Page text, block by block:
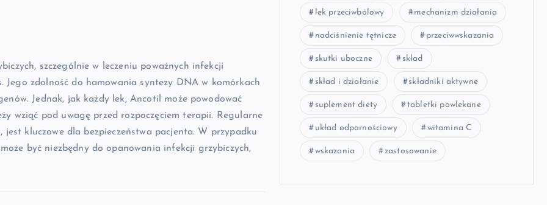
szczególnie w leczeniu poważnych infekcji
Jego zdolność do hamowania syntezy DNA w komórkach
Jednak, jak każdy lek, Ancotil może powodować
wziąć pod uwagę przed rozpoczęciem terapii. Regularne
kluczowe dla bezpieczeństwa pacjenta. W przypadku
być niezbędny do opanowania infekcji grzybiczych,
lek przeciwbólowy mechanizm działania
nadciśnienie tętnicze przeciwwskazania
skutki uboczne skład
skład i działanie składniki aktywne
suplement diety tabletki powlekane
układ odpornościowy witamina C
wskazania zastosowanie